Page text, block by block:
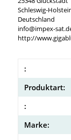
Schleswig-
Deutschland
info@impex-
http://
:
Produktart:
:
Marke: